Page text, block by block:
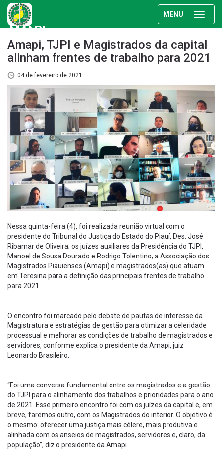
MENU
AMAPI
Amapi, TJPI e Magistrados da capital
alinham frentes de trabalho para 2021
04 de fevereiro de 2021
Nessa quinta-feira (4), foi realizada reunião virtual com o
presidente do Tribunal do Justiça do Estado do Piauí, Des. José
Ribamar de Oliveira; os juízes auxiliares da Presidência do TJPI,
Manoel de Sousa Dourado e Rodrigo Tolentino; a Associação dos
Magistrados Piauienses (Amapi) e magistrados(as) que atuam
em Teresina para a definição das principais frentes de trabalho
para 2021.
O encontro foi marcado pelo debate de pautas de interesse da
Magistratura e estratégias de gestão para otimizar a celeridade
processual e melhorar as condições de trabalho de magistrados e
servidores, conforme explica o presidente da Amapi, juiz
Leonardo Brasileiro.
“Foi uma conversa fundamental entre os magistrados e a gestão
do TJPI para o alinhamento dos trabalhos e prioridades para o ano
de 2021. Esse primeiro encontro foi com os juízes da capital e, em
breve, faremos outro, com os Magistrados do interior. O objetivo é
o mesmo: oferecer uma justiça mais célere, mais produtiva e
alinhada com os anseios de magistrados, servidores e, claro, da
população”, diz o presidente da Amapi.